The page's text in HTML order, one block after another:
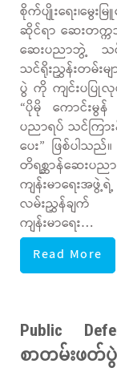
စိုက်ပျိုးရေး၊မွေး
ဆိုင်ရာ ဆေးတက္
ဆေးပညာဘွဲ့ သ
သင်ရိုးညွှန်းတမ်းမ
ပွဲ ကို ကျင်းပပြု
“ပိုမို ကောင်းမွ
ပညာရပ် သင်ကြား
ပေး” ဖြစ်ပါသ
တိရစ္ဆာန်ဆေးပ
ကျန်းမာရေးအ
လမ်းညွှန်ချက်
ကျန်းမာရေး…
Read More
Public
စာတမ်းဖတ်ပွဲ